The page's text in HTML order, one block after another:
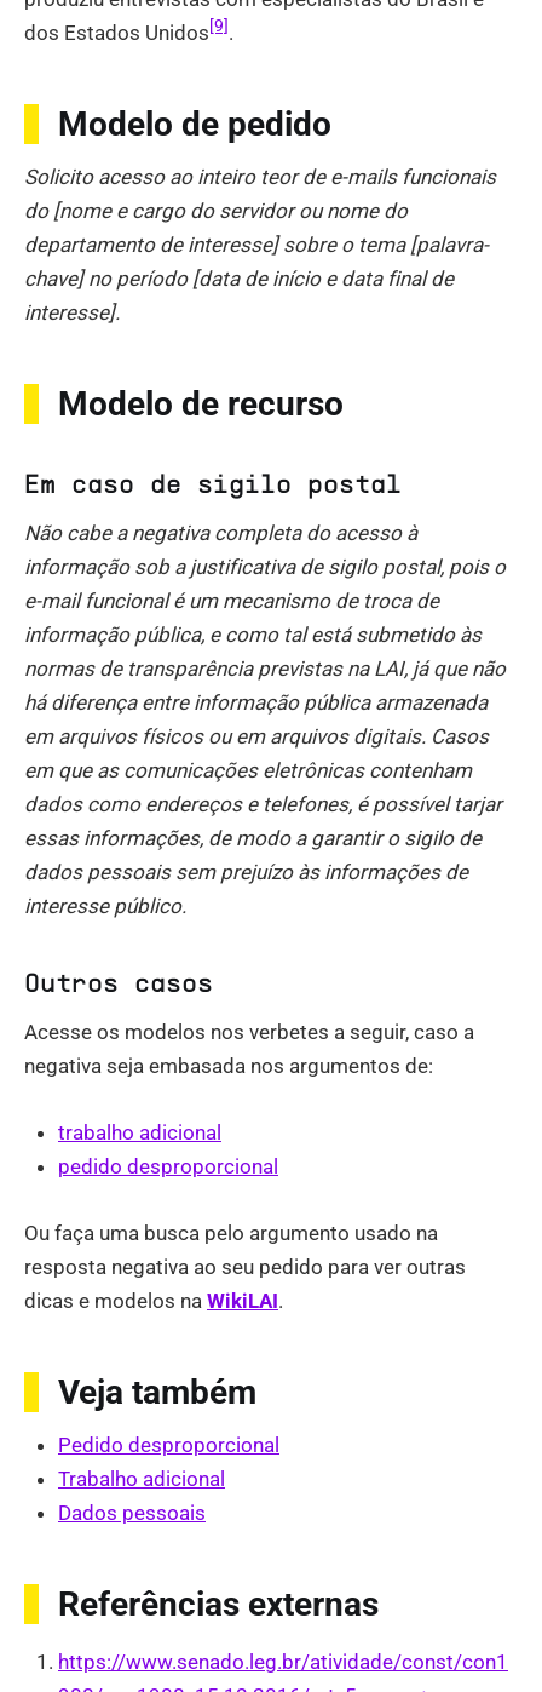
dos Estados Unidos[9].
Modelo de pedido
Solicito acesso ao inteiro teor de e-mails funcionais
do [nome e cargo do servidor ou nome do
departamento de interesse] sobre o tema [palavra-
chave] no período [data de início e data final de
interesse].
Modelo de recurso
Em caso de sigilo postal
Não cabe a negativa completa do acesso à
informação sob a justificativa de sigilo postal, pois o
e-mail funcional é um mecanismo de troca de
informação pública, e como tal está submetido às
normas de transparência previstas na LAI, já que não
há diferença entre informação pública armazenada
em arquivos físicos ou em arquivos digitais. Casos
em que as comunicações eletrônicas contenham
dados como endereços e telefones, é possível tarjar
essas informações, de modo a garantir o sigilo de
dados pessoais sem prejuízo às informações de
interesse público.
Outros casos
Acesse os modelos nos verbetes a seguir, caso a
negativa seja embasada nos argumentos de:
trabalho adicional
pedido desproporcional
Ou faça uma busca pelo argumento usado na
resposta negativa ao seu pedido para ver outras
dicas e modelos na WikiLAI.
Veja também
Pedido desproporcional
Trabalho adicional
Dados pessoais
Referências externas
https://www.senado.leg.br/atividade/const/con1